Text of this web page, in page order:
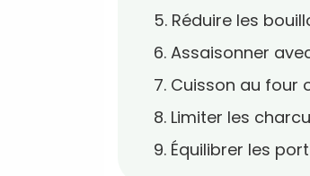
5. Réduire les
6. Assaisonner
7. Cuisson au four
8. Limiter les
9. Équilibrer les